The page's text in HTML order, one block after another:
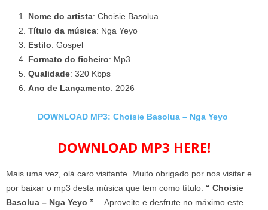
Nome do artista: Choisie Basolua
Título da música: Nga Yeyo
Estilo: Gospel
Formato do ficheiro: Mp3
Qualidade: 320 Kbps
Ano de Lançamento: 2026
DOWNLOAD MP3: Choisie Basolua – Nga Yeyo
DOWNLOAD MP3 HERE!
Mais uma vez, olá caro visitante. Muito obrigado por nos visitar e
por baixar o mp3 desta música que tem como título: “ Choisie
Basolua – Nga Yeyo ” … Aproveite e desfrute no máximo este